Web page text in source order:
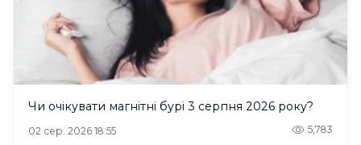
Чи очікувати магнітні бурі 3 серпня 2026 року?
02 сер. 2026 18:55 5,783